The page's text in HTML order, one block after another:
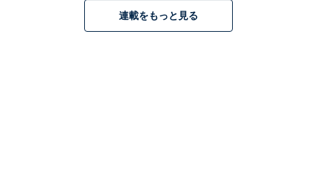
完備。全客室にシモンズ社製ベッドマットを採用し、快
適な眠りをサポートします。朝食バイキングでは、「朴
連載をもっと見る